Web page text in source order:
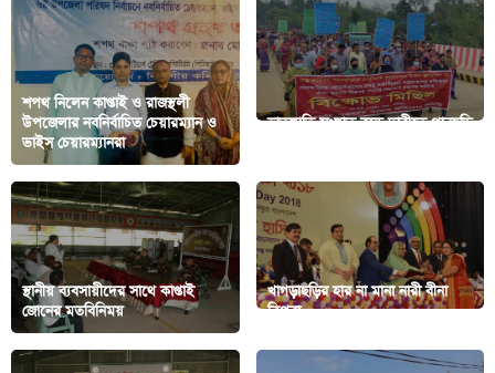
শপথ নিলেন কাপ্তাই ও রাজস্থলী
উপজেলার নবনির্বাচিত চেয়ারম্যান ও
ভাইস চেয়ারম্যানরা
ভ্রাতৃঘাতি সংঘাত বন্ধে দাবীতে পানছড়ি
স্থানীয় ব্যবসায়ীদের সাথে কাপ্তাই
জোনের মতবিনিময়
খাগড়াছড়ির হার না মানা নারী বীনা
ত্রিপুরা